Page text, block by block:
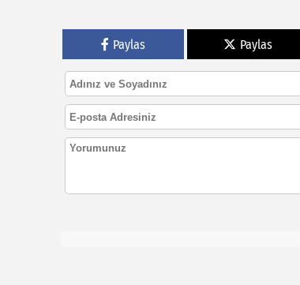
Paylas Paylas